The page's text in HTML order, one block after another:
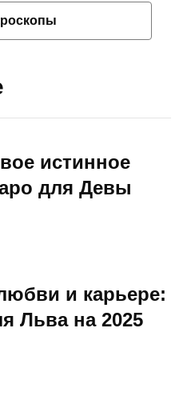
истинное
для Девы
и карьере:
Льва на 2025